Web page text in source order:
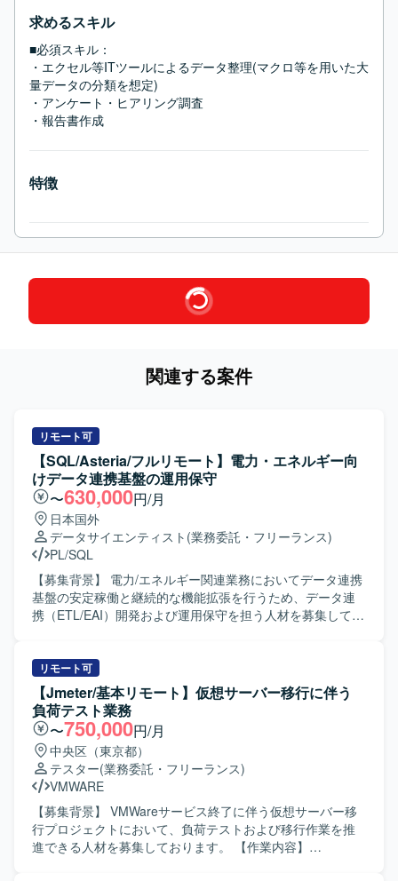
求めるスキル
■必須スキル：
・エクセル等ITツールによるデータ整理(マクロ等を用いた大
量データの分類を想定)
・アンケート・ヒアリング調査
・報告書作成
特徴
関連する案件
リモート可
【SQL/Asteria/フルリモート】電力・エネルギー向
けデータ連携基盤の運用保守
〜630,000円/月
日本国外
データサイエンティスト (業務委託・フリーランス)
PL/SQL
【募集背景】 電力/エネルギー関連業務においてデータ連携
基盤の安定稼働と継続的な機能拡張を行うため、データ連
携（ETL/EAI）開発および運用保守を担う人材を募集してお
体的には、ETL/EAIツールを用いたデータ連携処理の開発・
改修、SQLを用いたデータ抽出やクエリの作成、構成管理
ツールによるソースやモジュールの管理、タスク管理ツー
ルを用いた二次対応およびナレッジの整理・共有、ジョブ
管理ツールを用いた定常運用オペレーションなどを実施い
ただきます。また、電力/エネルギー領域特有の業務処理に
関する知識を活かしながら、データ基盤との連携作業にも
関わっていただきます。 【求める人物像】 データ連携や運
用保守業務に主体的に取り組み、関係者と積極的にコミュ
ニケーションを取りながら円滑に作業を進めていただける
方を求めております。新しいツールやクラウドデータ基盤
リモート可
【Jmeter/基本リモート】仮想サーバー移行に伴う
負荷テスト業務
〜750,000円/月
中央区（東京都）
テスター(業務委託・フリーランス)
VMWARE
【募集背景】 VMWareサービス終了に伴う仮想サーバー移
行プロジェクトにおいて、負荷テストおよび移行作業を推
進できる人材を募集しております。 【作業内容】